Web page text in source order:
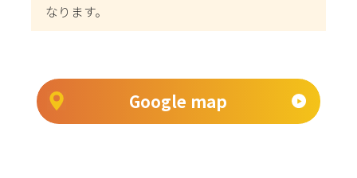
なります。
Google map